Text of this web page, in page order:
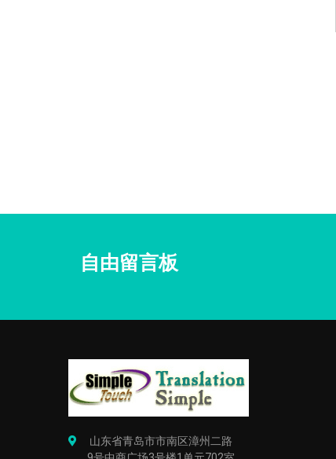
自由留言板
山东省青岛市市南区漳州二路